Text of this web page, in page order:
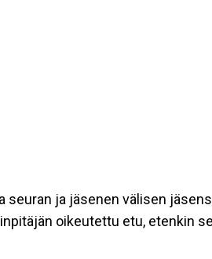
ja jäsenen välisen
oikeutettu etu, etenkin